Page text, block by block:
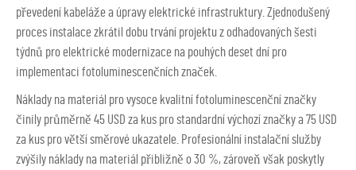
převedení kabeláže a úpravy elektrické infrastruktury. Zjednodušený
proces instalace zkrátil dobu trvání projektu z odhadovaných šesti
týdnů pro elektrické modernizace na pouhých deset dní pro
implementaci fotoluminescenčních značek.
Náklady na materiál pro vysoce kvalitní fotoluminescenční značky
činily průměrně 45 USD za kus pro standardní výchozí značky a 75 USD
za kus pro větší směrové ukazatele. Profesionální instalační služby
zvýšily náklady na materiál přibližně o 30 %, zároveň však poskytly